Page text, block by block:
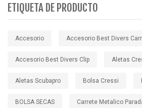
ETIQUETA DE PRODUCTO
Accesorio Accesorio Best Divers
Accesorio Best Divers Clip Aletas
Aletas Scubapro Bolsa Cressi
BOLSA SECAS Carrete Metalico